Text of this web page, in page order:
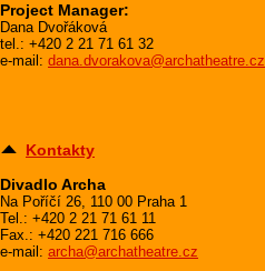
Project Manager:
Dana Dvořáková
tel.: +420 2 21 71 61 32
e-mail: dana.dvorakova@archatheatre.cz
Kontakty
Divadlo Archa
Na Poříčí 26, 110 00 Praha 1
Tel.: +420 2 21 71 61 11
Fax.: +420 221 716 666
e-mail: archa@archatheatre.cz